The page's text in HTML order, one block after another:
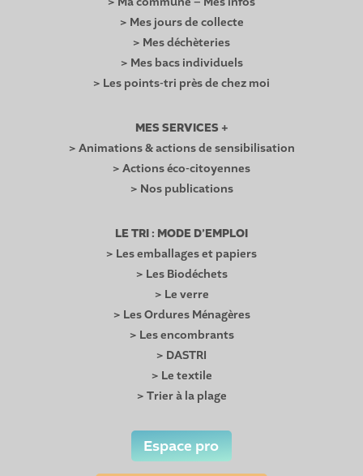
> Mes jours de collecte
> Mes déchèteries
> Mes bacs individuels
> Les points-tri près de chez moi
MES SERVICES +
> Animations & actions de sensibilisation
> Actions éco-citoyennes
> Nos publications
LE TRI : MODE D’EMPLOI
> Les emballages et papiers
> Les Biodéchets
> Le verre
> Les Ordures Ménagères
> Les encombrants
> DASTRI
> Le textile
> Trier à la plage
Espace pro